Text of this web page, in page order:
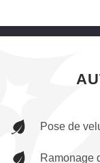
Pose de
Ramonage